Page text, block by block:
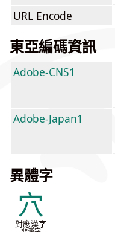
URL Encode
東亞編碼資訊
Adobe-CNS1
Adobe-Japan1
異體字
穴
對應漢字